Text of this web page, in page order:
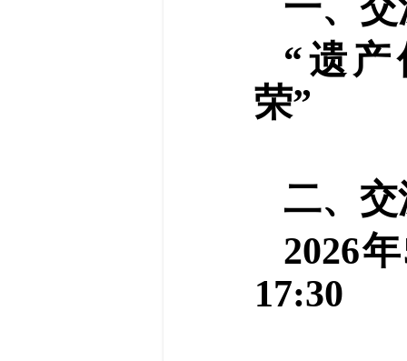
“遗
荣”
二、
2026
17:30